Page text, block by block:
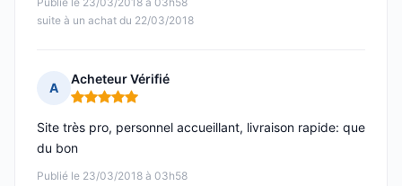
suite à un achat du 22/03/2018
A
Acheteur Vérifié
Note : 5 sur 5
Publié le 23/03/2018 à 03h58
Site très pro, personnel accueillant, livraison rapide: que
du bon